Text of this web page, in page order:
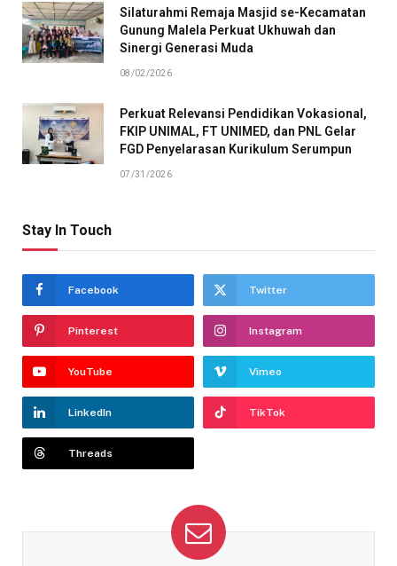
Silaturahmi Remaja Masjid se-Kecamatan
Gunung Malela Perkuat Ukhuwah dan
Sinergi Generasi Muda
08/02/2026
Perkuat Relevansi Pendidikan Vokasional,
FKIP UNIMAL, FT UNIMED, dan PNL Gelar
FGD Penyelarasan Kurikulum Serumpun
07/31/2026
Stay In Touch
Facebook Twitter
Pinterest Instagram
YouTube Vimeo
LinkedIn TikTok
Threads